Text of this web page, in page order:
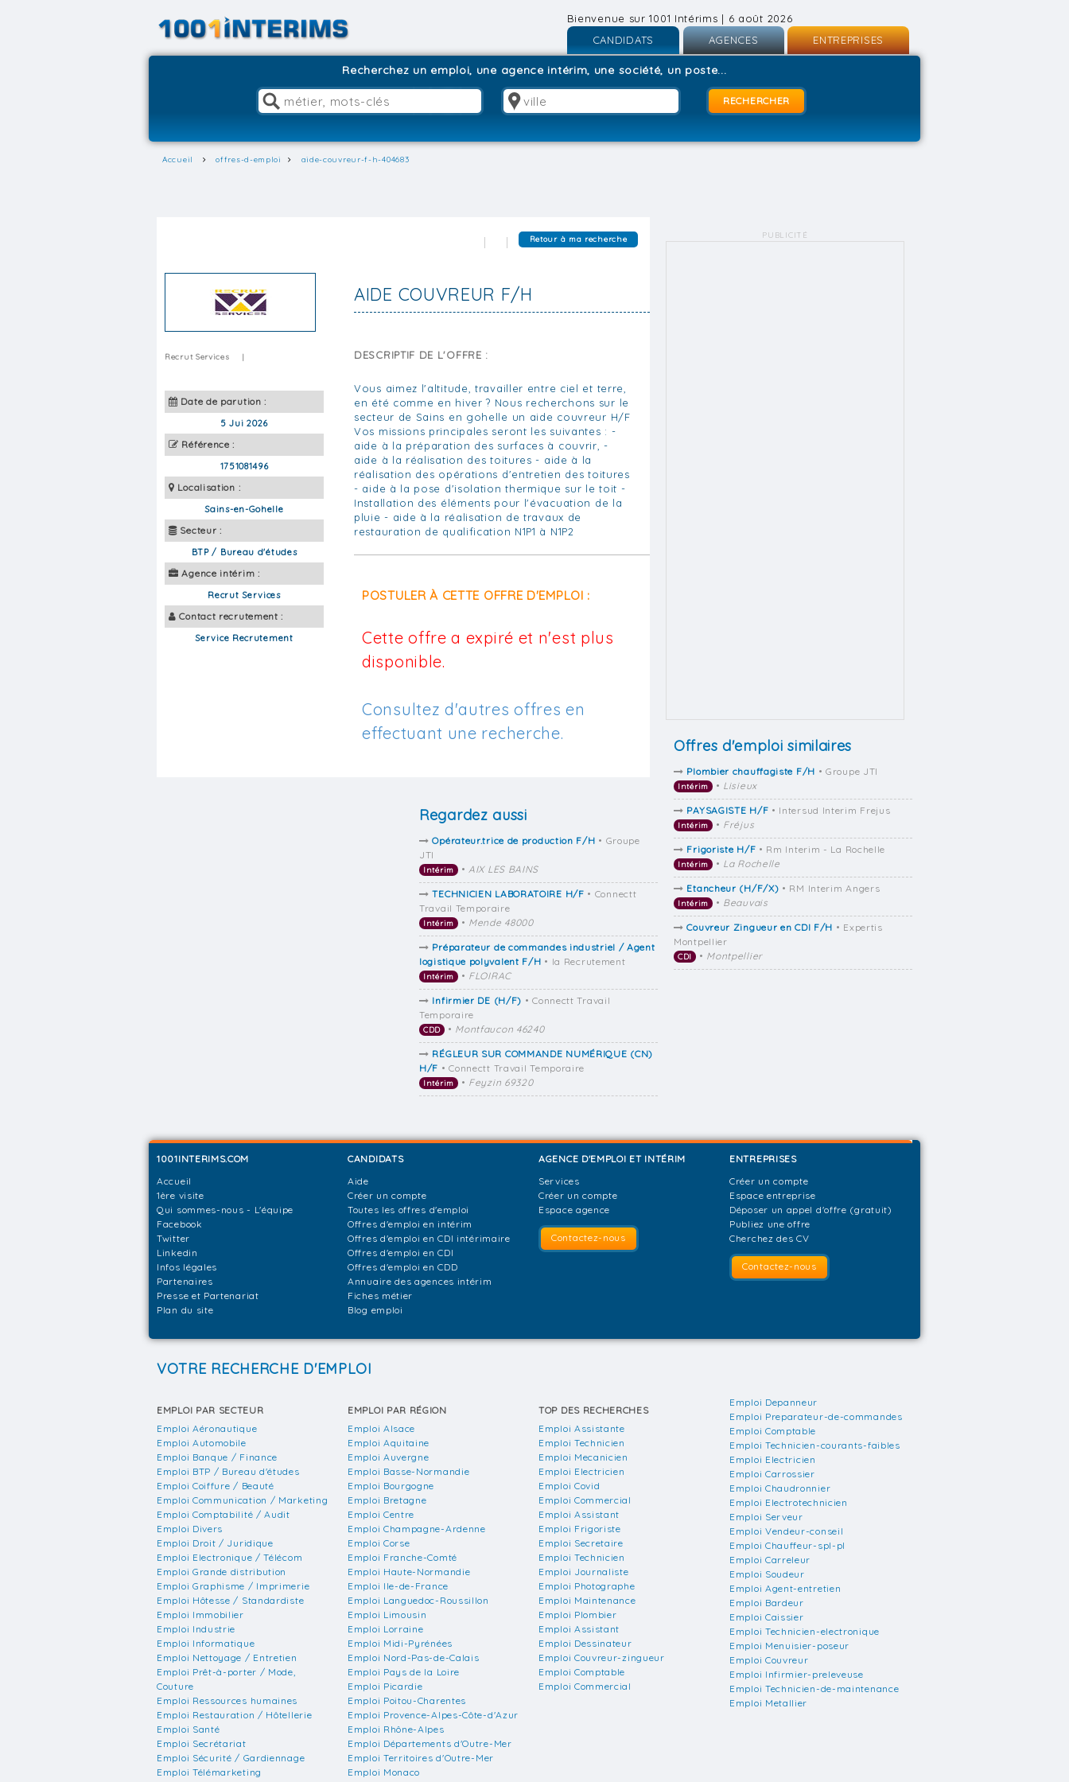
Bienvenue sur 1001 Intérims | 6 août 2026
CANDIDATS
Inscription
AGENCES
Inscription
Connexion
ENTREPRISES
Recherchez un emploi, une agence intérim, une société, un poste...
Accueil offres-d-emploi aide-couvreur-f-h-404683
Retour à ma recherche
AIDE COUVREUR F/H
Recrut Services |
Date de parution :
5 Jui 2026
Référence :
1751081496
Localisation :
Sains-en-Gohelle
Secteur :
BTP / Bureau d'études
Agence intérim :
Recrut Services
Contact recrutement :
Service Recrutement
DESCRIPTIF DE L'OFFRE :
Vous aimez l'altitude, travailler entre ciel et terre,
en été comme en hiver ? Nous recherchons sur le
secteur de Sains en gohelle un aide couvreur H/F
Vos missions principales seront les suivantes : -
aide à la préparation des surfaces à couvrir, -
aide à la réalisation des toitures - aide à la
réalisation des opérations d'entretien des toitures
- aide à la pose d'isolation thermique sur le toit -
Installation des éléments pour l'évacuation de la
pluie - aide à la réalisation de travaux de
restauration de qualification N1P1 à N1P2
POSTULER À CETTE OFFRE D'EMPLOI :
Cette offre a expiré et n'est plus
disponible.
Consultez d'autres offres en
effectuant une recherche.
PUBLICITÉ
Offres d'emploi similaires
Plombier chauffagiste F/H • Groupe JTI
Intérim • Lisieux
PAYSAGISTE H/F • Intersud Interim Frejus
Intérim • Fréjus
Frigoriste H/F • Rm Interim - La Rochelle
Intérim • La Rochelle
Etancheur (H/F/X) • RM Interim Angers
Intérim • Beauvais
Couvreur Zingueur en CDI F/H • Expertis
Montpellier
CDI • Montpellier
Regardez aussi
Opérateur.trice de production F/H • Groupe
JTI
Intérim • AIX LES BAINS
TECHNICIEN LABORATOIRE H/F • Connectt
Travail Temporaire
Intérim • Mende 48000
Préparateur de commandes industriel / Agent
logistique polyvalent F/H • Ia Recrutement
Intérim • FLOIRAC
Infirmier DE (H/F) • Connectt Travail
Temporaire
CDD • Montfaucon 46240
RÉGLEUR SUR COMMANDE NUMÉRIQUE (CN)
H/F • Connectt Travail Temporaire
Intérim • Feyzin 69320
1001INTERIMS.COM
Accueil
1ère visite
Qui sommes-nous - L'équipe
Facebook
Twitter
Linkedin
Infos légales
Partenaires
Presse et Partenariat
Plan du site
CANDIDATS
Aide
Créer un compte
Toutes les offres d'emploi
Offres d'emploi en intérim
Offres d'emploi en CDI intérimaire
Offres d'emploi en CDI
Offres d'emploi en CDD
Annuaire des agences intérim
Fiches métier
Blog emploi
AGENCE D'EMPLOI ET INTÉRIM
Services
Créer un compte
Espace agence
Contactez-nous
ENTREPRISES
Créer un compte
Espace entreprise
Déposer un appel d'offre (gratuit)
Publiez une offre
Cherchez des CV
Contactez-nous
VOTRE RECHERCHE D'EMPLOI
EMPLOI PAR SECTEUR
Emploi Aéronautique
Emploi Automobile
Emploi Banque / Finance
Emploi BTP / Bureau d'études
Emploi Coiffure / Beauté
Emploi Communication / Marketing
Emploi Comptabilité / Audit
Emploi Divers
Emploi Droit / Juridique
Emploi Electronique / Télécom
Emploi Grande distribution
Emploi Graphisme / Imprimerie
Emploi Hôtesse / Standardiste
Emploi Immobilier
Emploi Industrie
Emploi Informatique
Emploi Nettoyage / Entretien
Emploi Prêt-à-porter / Mode,
Couture
Emploi Ressources humaines
Emploi Restauration / Hôtellerie
Emploi Santé
Emploi Secrétariat
Emploi Sécurité / Gardiennage
Emploi Télémarketing
EMPLOI PAR RÉGION
Emploi Alsace
Emploi Aquitaine
Emploi Auvergne
Emploi Basse-Normandie
Emploi Bourgogne
Emploi Bretagne
Emploi Centre
Emploi Champagne-Ardenne
Emploi Corse
Emploi Franche-Comté
Emploi Haute-Normandie
Emploi Ile-de-France
Emploi Languedoc-Roussillon
Emploi Limousin
Emploi Lorraine
Emploi Midi-Pyrénées
Emploi Nord-Pas-de-Calais
Emploi Pays de la Loire
Emploi Picardie
Emploi Poitou-Charentes
Emploi Provence-Alpes-Côte-d'Azur
Emploi Rhône-Alpes
Emploi Départements d'Outre-Mer
Emploi Territoires d'Outre-Mer
Emploi Monaco
TOP DES RECHERCHES
Emploi Assistante
Emploi Technicien
Emploi Mecanicien
Emploi Electricien
Emploi Covid
Emploi Commercial
Emploi Assistant
Emploi Frigoriste
Emploi Secretaire
Emploi Technicien
Emploi Journaliste
Emploi Photographe
Emploi Maintenance
Emploi Plombier
Emploi Assistant
Emploi Dessinateur
Emploi Couvreur-zingueur
Emploi Comptable
Emploi Commercial
Emploi Depanneur
Emploi Preparateur-de-commandes
Emploi Comptable
Emploi Technicien-courants-faibles
Emploi Electricien
Emploi Carrossier
Emploi Chaudronnier
Emploi Electrotechnicien
Emploi Serveur
Emploi Vendeur-conseil
Emploi Chauffeur-spl-pl
Emploi Carreleur
Emploi Soudeur
Emploi Agent-entretien
Emploi Bardeur
Emploi Caissier
Emploi Technicien-electronique
Emploi Menuisier-poseur
Emploi Couvreur
Emploi Infirmier-preleveuse
Emploi Technicien-de-maintenance
Emploi Metallier